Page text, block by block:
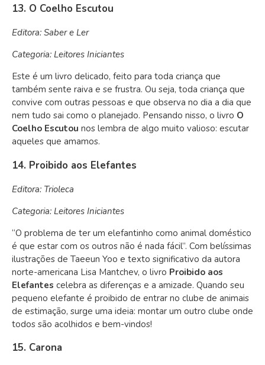
13. O Coelho Escutou
Editora: Saber e Ler
Categoria: Leitores Iniciantes
Este é um livro delicado, feito para toda criança que
também sente raiva e se frustra. Ou seja, toda criança que
convive com outras pessoas e que observa no dia a dia que
nem tudo sai como o planejado. Pensando nisso, o livro O
Coelho Escutou nos lembra de algo muito valioso: escutar
aqueles que amamos.
14. Proibido aos Elefantes
Editora: Trioleca
Categoria: Leitores Iniciantes
“O problema de ter um elefantinho como animal doméstico
é que estar com os outros não é nada fácil”. Com belíssimas
ilustrações de Taeeun Yoo e texto significativo da autora
norte-americana Lisa Mantchev, o livro Proibido aos
Elefantes celebra as diferenças e a amizade. Quando seu
pequeno elefante é proibido de entrar no clube de animais
de estimação, surge uma ideia: montar um outro clube onde
todos são acolhidos e bem-vindos!
15. Carona